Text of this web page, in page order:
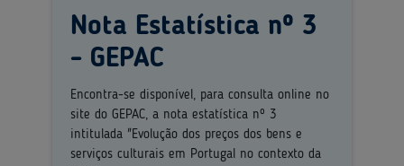
Nota Estatística nº 3
- GEPAC
Encontra-se disponível, para consulta online no
site do GEPAC, a nota estatística nº 3
intitulada "Evolução dos preços dos bens e
serviços culturais em Portugal no contexto da